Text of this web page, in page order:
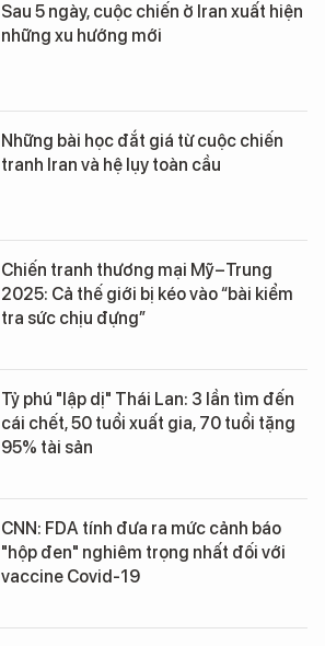
Sau 5 ngày, cuộc chiến ở Iran xuất hiện
những xu hướng mới
Những bài học đắt giá từ cuộc chiến
tranh Iran và hệ lụy toàn cầu
Chiến tranh thương mại Mỹ–Trung
2025: Cả thế giới bị kéo vào “bài kiểm
tra sức chịu đựng”
Tỷ phú "lập dị" Thái Lan: 3 lần tìm đến
cái chết, 50 tuổi xuất gia, 70 tuổi tặng
95% tài sản
CNN: FDA tính đưa ra mức cảnh báo
"hộp đen" nghiêm trọng nhất đối với
vaccine Covid-19